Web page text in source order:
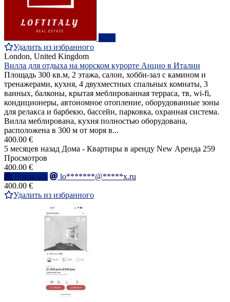
Удалить из избранного
London, United Kingdom
Вилла для отдыха на морском курорте Анцио в Италии
Площадь 300 кв.м, 2 этажа, салон, хобби-зал с камином и
тренажерами, кухня, 4 двухместных спальных комнаты, 3
ванных, балконы, крытая меблированная терраса, тв, wi-fi,
кондиционеры, автономное отопление, оборудованные зоны
для релакса и барбекю, бассейн, парковка, охранная система.
Вилла меблирована, кухня полностью оборудована,
расположена в 300 м от моря в...
400.00 €
5 месяцев назад Дома - Квартиры в аренду New Аренда 259
Просмотров
400.00 €
Написать
lo*******@*****x.ru
400.00 €
Удалить из избранного